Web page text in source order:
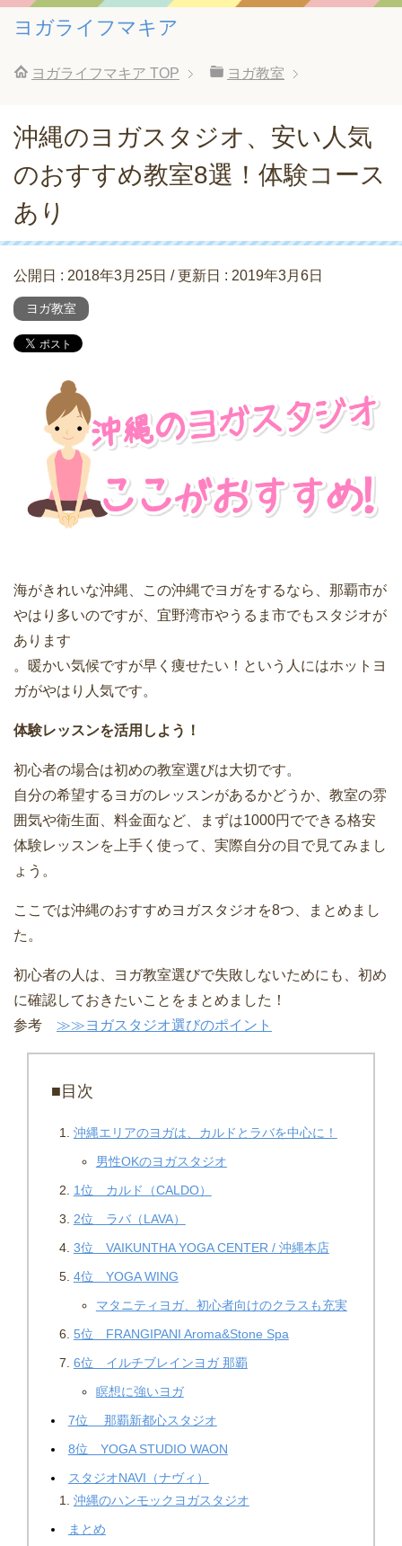
ヨガライフマキア
ヨガライフマキア TOP ヨガ教室
沖縄のヨガスタジオ、安い人気
のおすすめ教室8選！体験コース
あり
公開日 : 2018年3月25日 / 更新日 : 2019年3月6日
ヨガ教室
海がきれいな沖縄、この沖縄でヨガをするなら、那覇市が
やはり多いのですが、宜野湾市やうるま市でもスタジオが
あります
。暖かい気候ですが早く痩せたい！という人にはホットヨ
ガがやはり人気です。
体験レッスンを活用しよう！
初心者の場合は初めの教室選びは大切です。
自分の希望するヨガのレッスンがあるかどうか、教室の雰
囲気や衛生面、料金面など、まずは1000円でできる格安
体験レッスンを上手く使って、実際自分の目で見てみまし
ょう。
ここでは沖縄のおすすめヨガスタジオを8つ、まとめまし
た。
初心者の人は、ヨガ教室選びで失敗しないためにも、初め
に確認しておきたいことをまとめました！
参考 ≫≫ヨガスタジオ選びのポイント
■目次
沖縄エリアのヨガは、カルドとラバを中心に！
男性OKのヨガスタジオ
1位 カルド（CALDO）
2位 ラバ（LAVA）
3位 VAIKUNTHA YOGA CENTER / 沖縄本店
4位 YOGA WING
マタニティヨガ、初心者向けのクラスも充実
5位 FRANGIPANI Aroma&Stone Spa
6位 イルチブレインヨガ 那覇
瞑想に強いヨガ
7位 那覇新都心スタジオ
8位 YOGA STUDIO WAON
スタジオNAVI（ナヴィ）
沖縄のハンモックヨガスタジオ
まとめ